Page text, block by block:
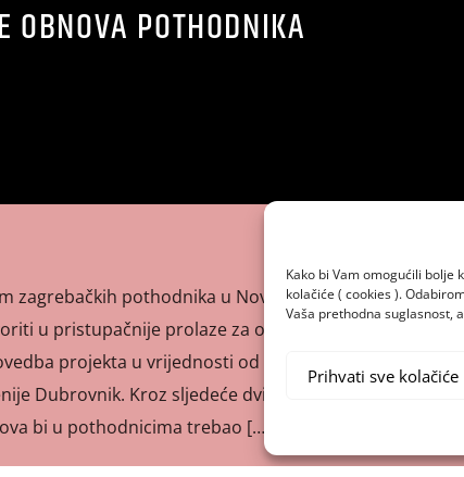
Kako bi Vam omogućili bolje
kolačiće ( cookies ).
Vaša prethodna suglasnost,
Prihvati sve kolačiće
OBNOVA POTHODNIKA
zagrebačkih pothodnika u Novom Zagrebu, koje se
u pristupačnije prolaze za osobe s invaliditetom i
projekta u vrijednosti od 65 milijuna je počela sa
Dubrovnik. Kroz sljedeće dvije godine, projekt
bi u pothodnicima trebao […]